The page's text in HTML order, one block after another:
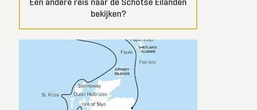
Een andere reis naar de Schotse Eilanden
bekijken?